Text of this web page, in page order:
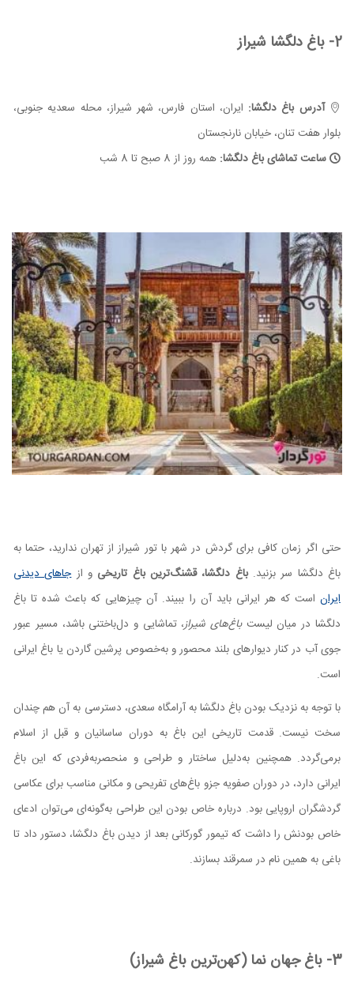
2- باغ دلگشا شیراز
آدرس باغ دلگشا: ایران، استان فارس، شهر شیراز، محله سعدیه جنوبی،
بلوار هفت تنان، خیابان نارنجستان
ساعت تماشای باغ دلگشا:همه روز از 8 صبح تا 8 شب
حتی اگر زمان کافی برای گردش در شهر با تور شیراز از تهران ندارید، حتما به
باغ دلگشا سر بزنید. باغ دلگشا، قشنگ‌ترین باغ تاریخی و ازجاهای دیدنی
ایران است که هر ایرانی باید آن را ببیند. آن چیزهایی که باعث شده تا باغ
دلگشا در میان لیستباغ‌های شیراز، تماشایی و دل‌باختنی باشد، مسیر عبور
جوی آب در کنار دیوارهای بلند محصور و به‌خصوص پرشین گاردن یا باغ‌ ایرانی
است.
با توجه به نزدیک بودن باغ دلگشا به آرامگاه سعدی، دسترسی به آن هم چندان
سخت نیست. قدمت تاریخی این باغ به دوران ساسانیان و قبل از اسلام
برمی‌گردد. همچنین به‌دلیل ساختار و طراحی و منحصربه‌فردی که این باغ
ایرانی دارد، در دوران صفویه جزو باغ‌های تفریحی و مکانی مناسب برای عکاسی
گردشگران اروپایی بود. درباره خاص بودن این طراحی به‌گونه‌ای می‌توان ادعای
خاص بودنش را داشت که تیمور گورکانی بعد از دیدن باغ دلگشا، دستور داد تا
باغی به همین نام در سمرقند بسازند.
3- باغ جهان نما (کهن‌ترین باغ شیراز)